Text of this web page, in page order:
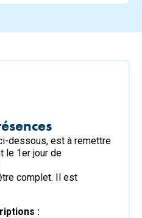
dessous, est à remettre
le 1er jour de
complet. Il est
: